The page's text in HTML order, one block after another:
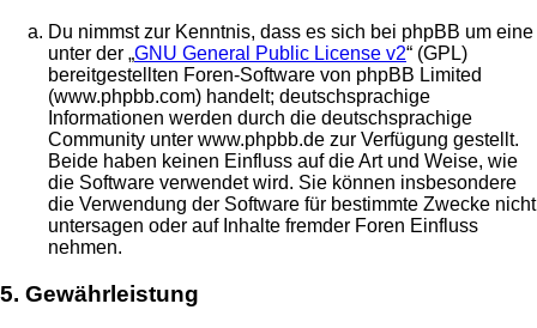
Du nimmst zur Kenntnis, dass es sich bei phpBB um eine
unter der „GNU General Public License v2“ (GPL)
bereitgestellten Foren-Software von phpBB Limited
(www.phpbb.com) handelt; deutschsprachige
Informationen werden durch die deutschsprachige
Community unter www.phpbb.de zur Verfügung gestellt.
Beide haben keinen Einfluss auf die Art und Weise, wie
die Software verwendet wird. Sie können insbesondere
die Verwendung der Software für bestimmte Zwecke nicht
untersagen oder auf Inhalte fremder Foren Einfluss
nehmen.
5. Gewährleistung